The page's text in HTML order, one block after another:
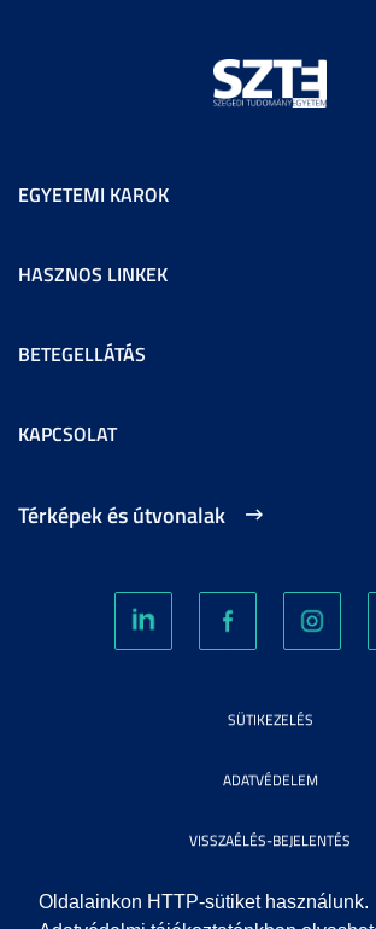
Oldalainkon HTTP-sütiket használunk.
EGYETEMI KAROK
HASZNOS LINKEK
BETEGELLÁTÁS
KAPCSOLAT
Térképek és útvonalak
SÜTIKEZELÉS
ADATVÉDELEM
VISSZAÉLÉS-BEJELENTÉS
KÖZÉRDEKŰ ADATOK